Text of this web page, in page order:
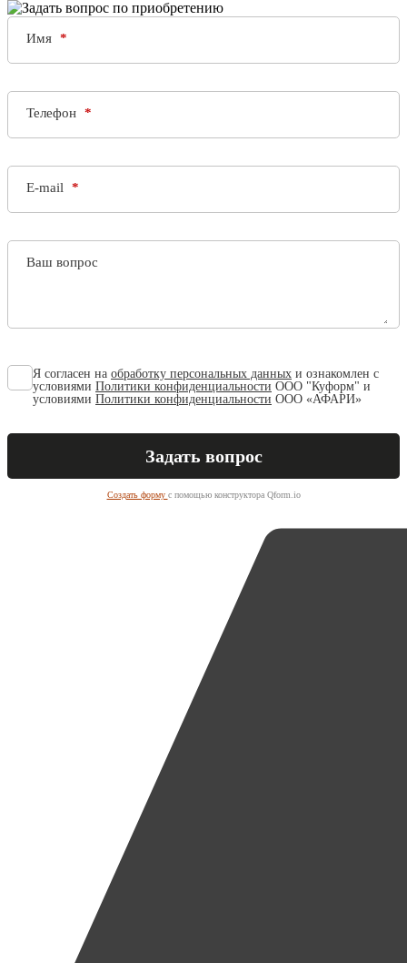
Имя
Телефон
E-mail
Ваш вопрос
Я согласен на обработку персональных данных и ознакомлен с
условиями Политики конфиденциальности ООО "Куформ" и
условиями Политики конфиденциальности ООО «АФАРИ»
Создать форму с помощью конструктора Qform.io